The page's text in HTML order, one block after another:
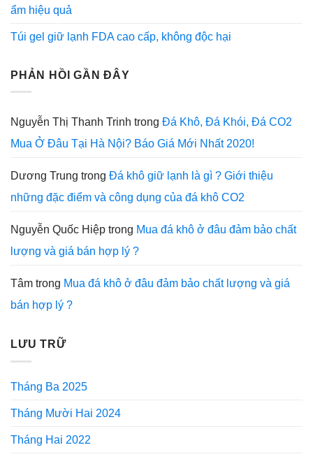
ẩm hiệu quả
Túi gel giữ lạnh FDA cao cấp, không độc hại
PHẢN HỒI GẦN ĐÂY
Nguyễn Thị Thanh Trinh trong Đá Khô, Đá Khói, Đá CO2
Mua Ở Đâu Tại Hà Nội? Báo Giá Mới Nhất 2020!
Dương Trung trong Đá khô giữ lạnh là gì ? Giới thiệu
những đặc điểm và công dụng của đá khô CO2
Nguyễn Quốc Hiệp trong Mua đá khô ở đâu đảm bảo chất
lượng và giá bán hợp lý ?
Tâm trong Mua đá khô ở đâu đảm bảo chất lượng và giá
bán hợp lý ?
LƯU TRỮ
Tháng Ba 2025
Tháng Mười Hai 2024
Tháng Hai 2022